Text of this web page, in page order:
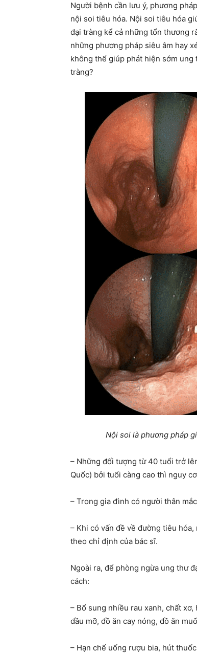
Người bệnh cần lưu ý, phương
nội soi tiêu hóa. Nội soi tiêu hóa
đại tràng kể cả những tổn thương
những phương pháp siêu âm hay
không thể giúp phát hiện sớm ung
tràng?
Nội soi là phương pháp
– Những đối tượng từ 40 tuổi trở
Quốc) bởi tuổi càng cao thì nguy
– Trong gia đình có người thân
– Khi có vấn đề về đường tiêu
theo chỉ định của bác sĩ.
Ngoài ra, để phòng ngừa ung thư
cách:
– Bổ sung nhiều rau xanh, chất
dầu mỡ, đồ ăn cay nóng, đồ ăn
– Hạn chế uống rượu bia, hút